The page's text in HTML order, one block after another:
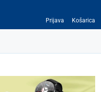
Prijava Košarica